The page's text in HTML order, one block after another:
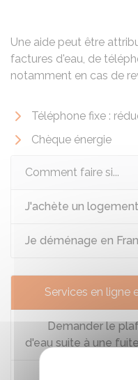
Une aide peut être
factures d'eau, de
notamment en cas de
Téléphone fixe :
Chèque énergie
Comment faire si...
J'achète un logement
Je déménage en
Services en ligne
Demander le
d'eau suite à une